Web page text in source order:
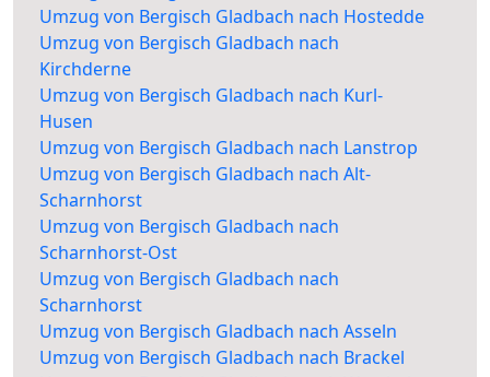
Umzug von Bergisch Gladbach nach Hostedde
Umzug von Bergisch Gladbach nach
Kirchderne
Umzug von Bergisch Gladbach nach Kurl-
Husen
Umzug von Bergisch Gladbach nach Lanstrop
Umzug von Bergisch Gladbach nach Alt-
Scharnhorst
Umzug von Bergisch Gladbach nach
Scharnhorst-Ost
Umzug von Bergisch Gladbach nach
Scharnhorst
Umzug von Bergisch Gladbach nach Asseln
Umzug von Bergisch Gladbach nach Brackel